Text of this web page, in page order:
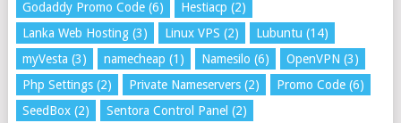
Godaddy Promo Code(6) Hestiacp (2)
Lanka Web Hosting(3) Linux VPS (2) Lubuntu (14)
myVesta (3) namecheap (1) Namesilo (6) OpenVPN (3)
Php Settings(2) Private Nameservers(2) Promo Code(6)
SeedBox(2) Sentora Control Panel (2)